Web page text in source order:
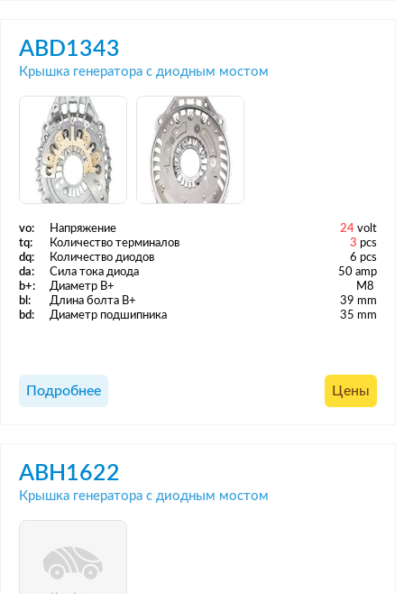
ABD1343
Крышка генератора с диодным мостом
vo: Напряжение 24 volt
tq:
Количество терминалов 3 pcs
dq:
Количество диодов
6 pcs
da:
Сила тока диода
50 amp
b+:
Диаметр B+
M8
bl:
Длина болта B+
39 mm
bd:
Диаметр подшипника 35 mm
Подробнее Цены
ABH1622
Крышка генератора с диодным мостом